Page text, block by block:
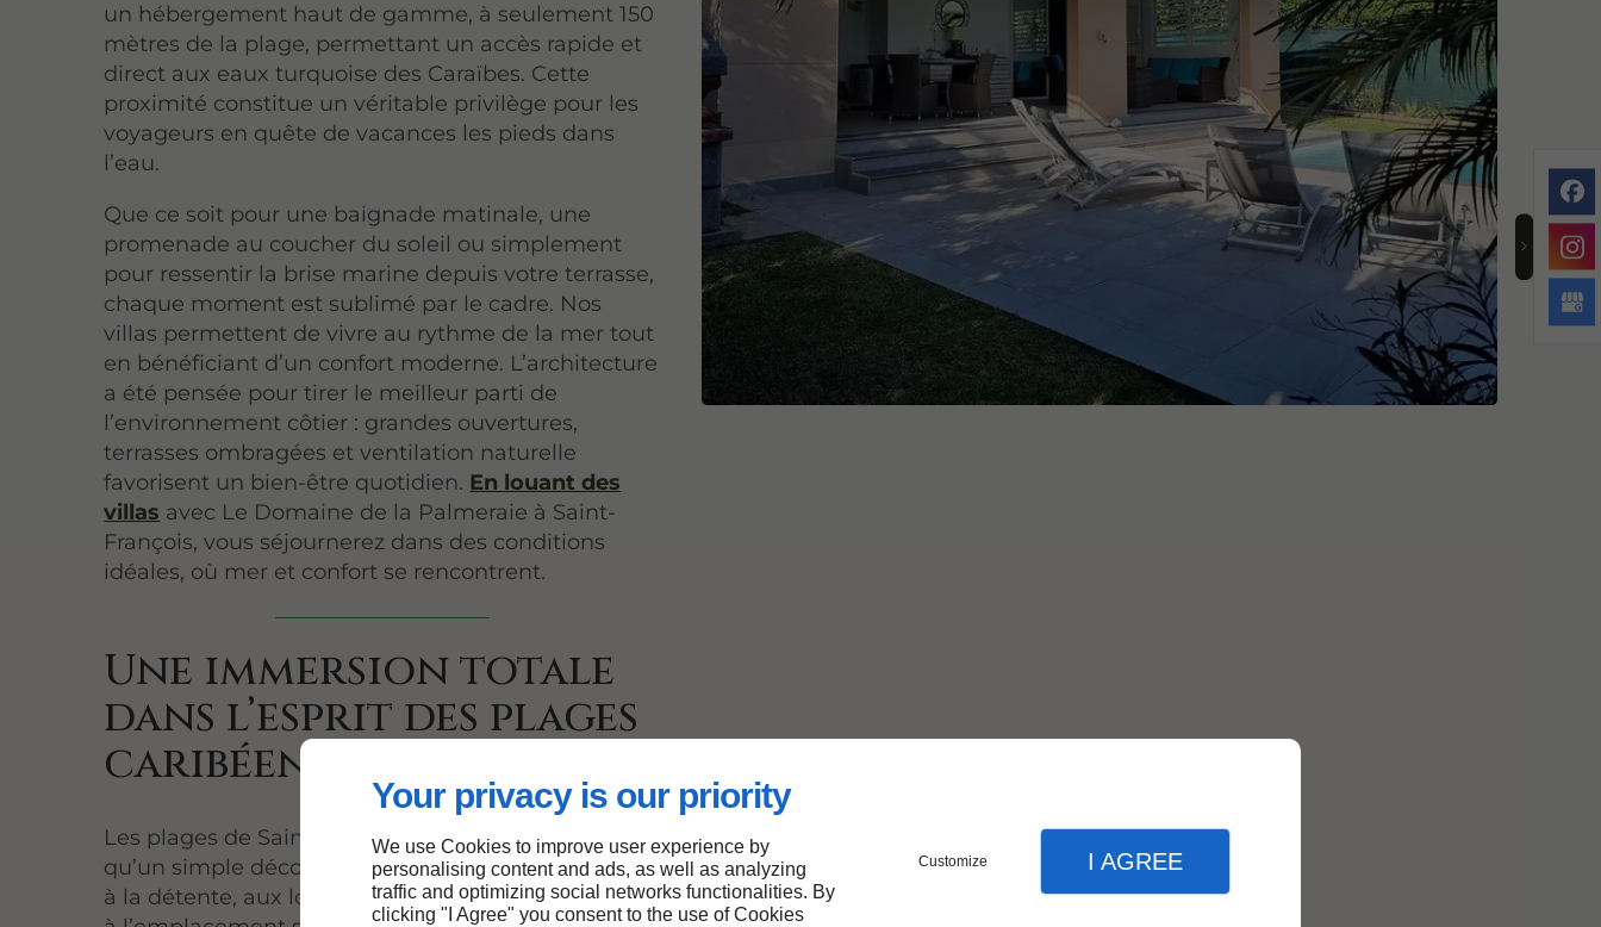
Your privacy is our priority
We use Cookies to improve user experience by
personalising content and ads, as well as analyzing
traffic and optimizing social networks functionalities. By
clicking "I Agree" you consent to the use of Cookies
Customize I AGREE
un hébergement haut de gamme, à seulement 150
mètres de la plage, permettant un accès rapide et
direct aux eaux turquoise des Caraïbes. Cette
proximité constitue un véritable privilège pour les
voyageurs en quête de vacances les pieds dans
l’eau.
Que ce soit pour une baignade matinale, une
promenade au coucher du soleil ou simplement
pour ressentir la brise marine depuis votre terrasse,
chaque moment est sublimé par le cadre. Nos
villas permettent de vivre au rythme de la mer tout
en bénéficiant d’un confort moderne. L’architecture
a été pensée pour tirer le meilleur parti de
l’environnement côtier : grandes ouvertures,
terrasses ombragées et ventilation naturelle
favorisent un bien-être quotidien. En louant des
villas avec Le Domaine de la Palmeraie à Saint-
François, vous séjournerez dans des conditions
idéales, où mer et confort se rencontrent.
Une immersion totale
dans l’esprit des plages
caribéennes
Les plages de Saint-François offrent bien plus
qu’un simple décor de carte postale : elles invitent
à la détente, aux loisirs et à la contemplation. Grâce